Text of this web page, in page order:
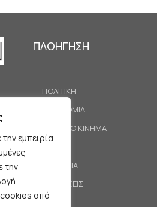
εμπειρία
την
cookies από
ΠΛΟΗΓΗΣΗ
ΠΟΛΙΤΙΚΗ
ΟΙΚΟΝΟΜΙΑ
ΕΡΓΑΤΙΚΟ ΚΙΝΗΜΑ
ΚΟΙΝΩΝΙΑ
ΠΡΟΤΑΣΕΙΣ